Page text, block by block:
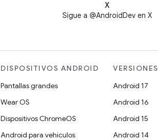
X
Sigue a @AndroidDev en X
DISPOSITIVOS ANDROID
Pantallas grandes
Wear OS
Dispositivos ChromeOS
Android para vehículos
VERSIONES
Android 17
Android 16
Android 15
Android 14